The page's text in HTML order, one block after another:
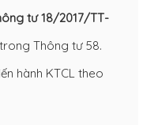
tư 18/2017/TT-
Thông tư 58.
hành KTCL theo